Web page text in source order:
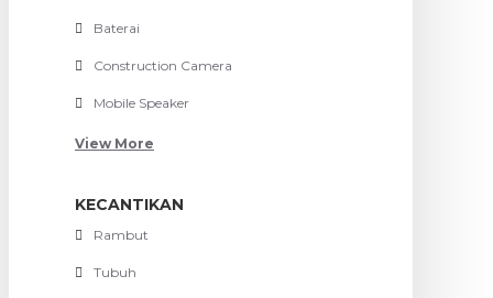
Baterai
Construction Camera
Mobile Speaker
View More
KECANTIKAN
Rambut
Tubuh